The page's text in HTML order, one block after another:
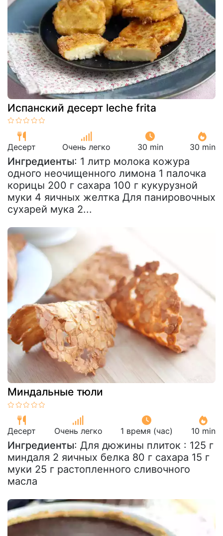
Испанский десерт leche frita
Десерт Очень легко 30 min 30 min
Ингредиенты: 1 литр молока кожура
одного неочищенного лимона 1 палочка
корицы 200 г сахара 100 г кукурузной
муки 4 яичных желтка Для панировочных
сухарей мука 2...
Миндальные тюли
Десерт Очень легко 1 время (час) 10 min
Ингредиенты: Для дюжины плиток : 125 г
миндаля 2 яичных белка 80 г сахара 15 г
муки 25 г растопленного сливочного
масла